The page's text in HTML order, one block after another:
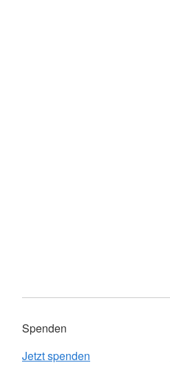
Spenden
Jetzt spenden